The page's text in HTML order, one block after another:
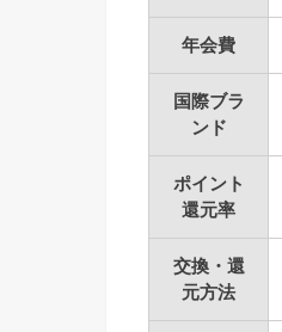
年会費
国際ブラ
ンド
ポイント
還元率
交換・還
元方法